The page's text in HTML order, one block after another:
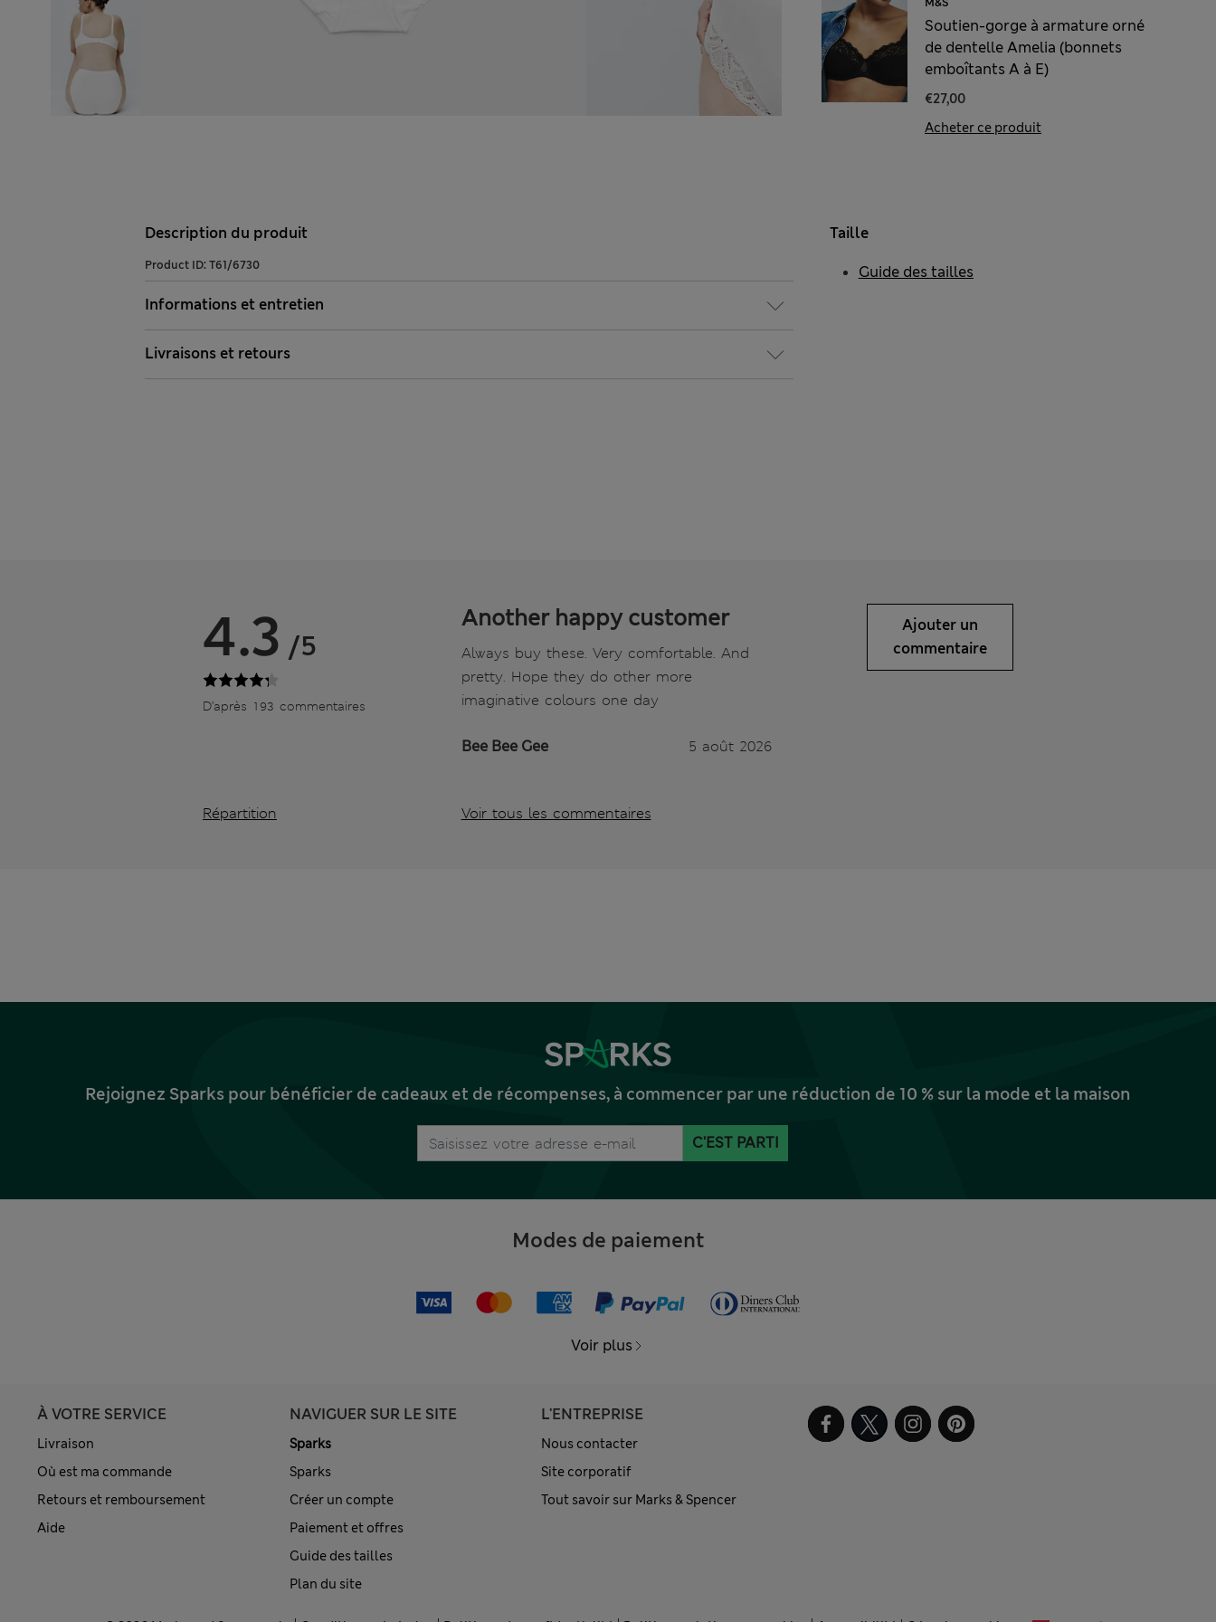
Soutien-gorge à armature orné
de dentelle Amelia (bonnets
emboîtants A à E)
€27,00
Acheter ce produit
Description du produit
Product ID: T61/6730
Informations et entretien
Livraisons et retours
Taille
Guide des tailles
4.3 /5
D’après 193 commentaires
Répartition
Another happy customer
Always buy these. Very comfortable. And
pretty. Hope they do other more
imaginative colours one day
Bee Bee Gee 5 août 2026
Voir tous les commentaires
Ajouter un
commentaire
Rejoignez Sparks pour bénéficier de cadeaux et de récompenses, à commencer par une réduction de 10 % sur la mode et la maison
C'EST PARTI
Modes de paiement
Voir plus
À VOTRE SERVICE
Livraison
Où est ma commande
Retours et remboursement
Aide
NAVIGUER SUR LE SITE
Sparks
Sparks
Créer un compte
Paiement et offres
Guide des tailles
Plan du site
L'ENTREPRISE
Nous contacter
Site corporatif
Tout savoir sur Marks & Spencer